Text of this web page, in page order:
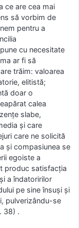
ce are cea mai
să vorbim de
pentru a
cu necesitate
ar fi să
trăim: valoarea
elitistă;
doar o
calea
slabe,
și care
care ne solicită
și compasiunea se
egoiste a
produc satisfacția
a îndatoririlor
pe sine însuși și
pulverizându-se
38) .